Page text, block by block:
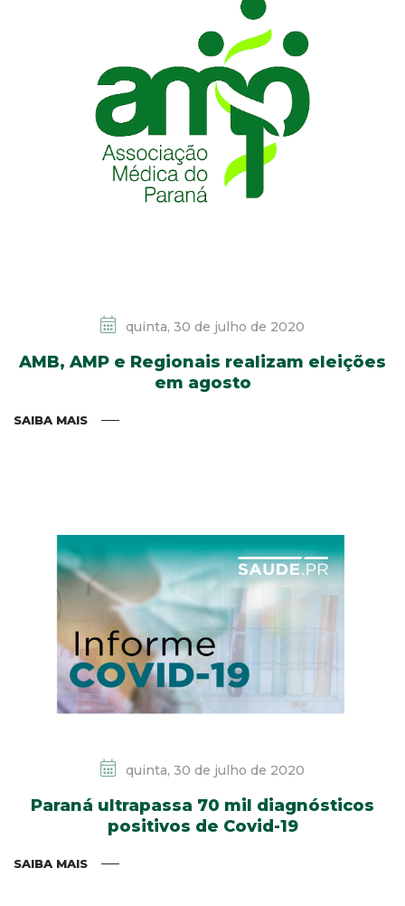
quinta, 30 de julho de 2020
AMB, AMP e Regionais realizam eleições
em agosto
SAIBA MAIS
quinta, 30 de julho de 2020
Paraná ultrapassa 70 mil diagnósticos
positivos de Covid-19
SAIBA MAIS